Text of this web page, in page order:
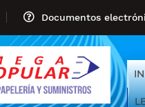
Documentos